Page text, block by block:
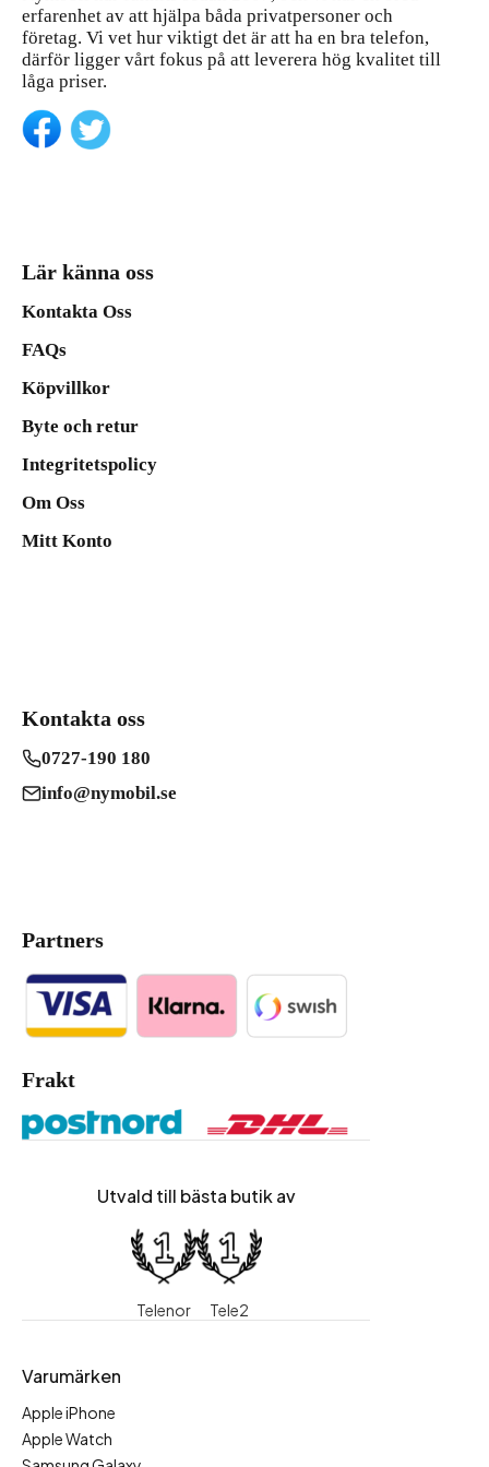
erfarenhet av att hjälpa båda privatpersoner och
företag. Vi vet hur viktigt det är att ha en bra telefon,
därför ligger vårt fokus på att leverera hög kvalitet till
låga priser.
Lär känna oss
Kontakta Oss
FAQs
Köpvillkor
Byte och retur
Integritetspolicy
Om Oss
Mitt Konto
Kontakta oss
0727-190 180
info@nymobil.se
Partners
Frakt
Utvald till bästa butik av
Telenor Tele2
Varumärken
Apple iPhone
Apple Watch